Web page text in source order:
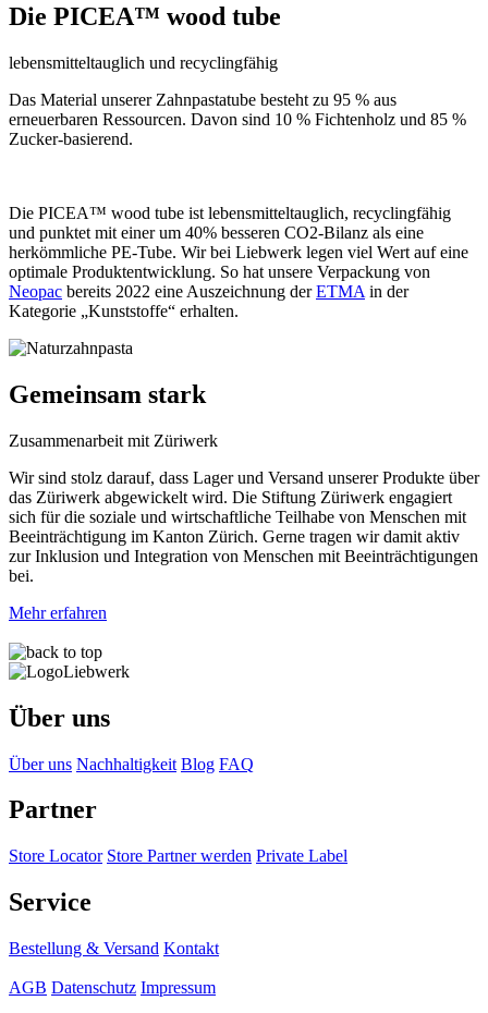
Die PICEA™ wood tube
lebensmitteltauglich und recyclingfähig
Das Material unserer Zahnpastatube besteht zu 95 % aus
erneuerbaren Ressourcen. Davon sind 10 % Fichtenholz und 85 %
Zucker-basierend.
Die PICEA™ wood tube ist lebensmitteltauglich, recyclingfähig
und punktet mit einer um 40% besseren CO2-Bilanz als eine
herkömmliche PE-Tube. Wir bei Liebwerk legen viel Wert auf eine
optimale Produktentwicklung. So hat unsere Verpackung von
Neopac bereits 2022 eine Auszeichnung derETMA in der
Kategorie „Kunststoffe“ erhalten.
Gemeinsam stark
Zusammenarbeit mit Züriwerk
Wir sind stolz darauf, dass Lager und Versand unserer Produkte über
das Züriwerk abgewickelt wird. Die Stiftung Züriwerk engagiert
sich für die soziale und wirtschaftliche Teilhabe von Menschen mit
Beeinträchtigung im Kanton Zürich. Gerne tragen wir damit aktiv
zur Inklusion und Integration von Menschen mit Beeinträchtigungen
bei.
Mehr erfahren
Über uns
Über uns Nachhaltigkeit Blog FAQ
Partner
Store Locator Store Partner werden Private Label
Service
Bestellung & Versand Kontakt
AGB Datenschutz Impressum